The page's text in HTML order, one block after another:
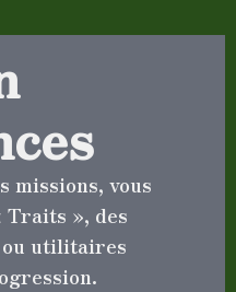
missions, vous
Traits », des
ou utilitaires